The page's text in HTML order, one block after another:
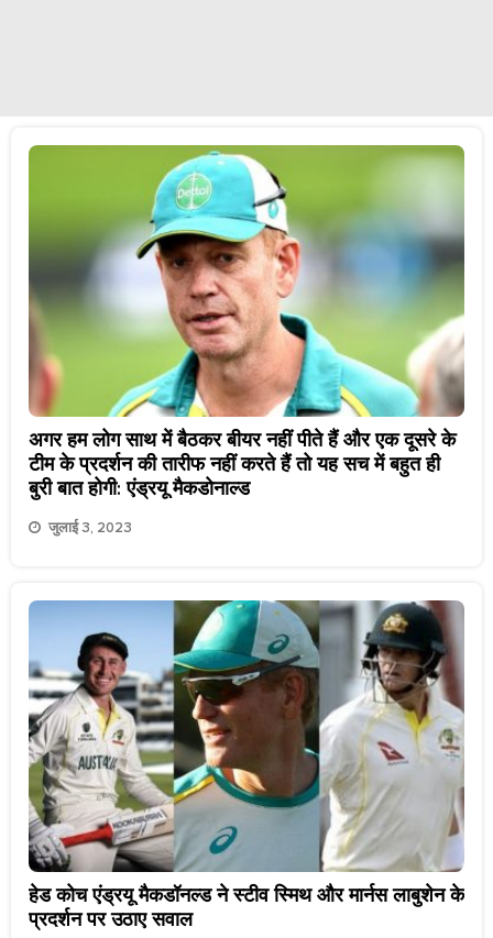
अगर हम लोग साथ में बैठकर बीयर नहीं पीते हैं और एक दूसरे के
टीम के प्रदर्शन की तारीफ नहीं करते हैं तो यह सच में बहुत ही
बुरी बात होगी: एंड्रयू मैकडोनाल्ड
जुलाई 3, 2023
हेड कोच एंड्रयू मैकडॉनल्ड ने स्टीव स्मिथ और मार्नस लाबुशेन के
प्रदर्शन पर उठाए सवाल